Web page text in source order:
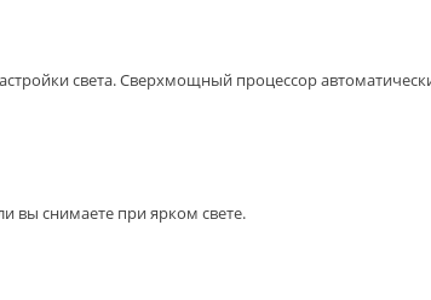
света. Сверхмощный процессор
вы снимаете при ярком свете.